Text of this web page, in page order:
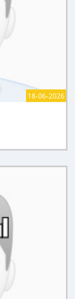
18-06-2026